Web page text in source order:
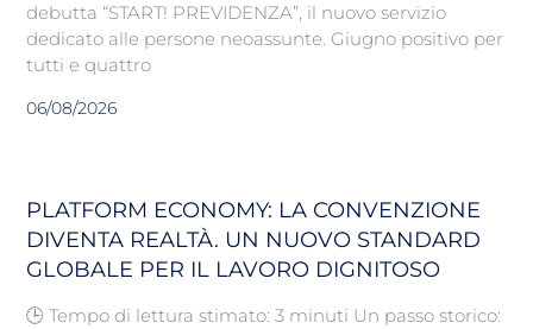
debutta “START! PREVIDENZA”, il nuovo servizio
dedicato alle persone neoassunte. Giugno positivo per
tutti e quattro
06/08/2026
PLATFORM ECONOMY: LA CONVENZIONE
DIVENTA REALTÀ. UN NUOVO STANDARD
GLOBALE PER IL LAVORO DIGNITOSO
🕒 Tempo di lettura stimato: 3 minuti Un passo storico: